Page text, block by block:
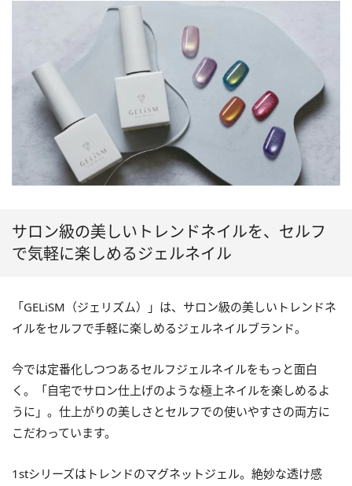
サロン級の美しいトレンドネイルを、セルフ
で気軽に楽しめるジェルネイル
「GELiSM（ジェリズム）」は、サロン級の美しいトレンドネ
イルをセルフで手軽に楽しめるジェルネイルブランド。
今では定番化しつつあるセルフジェルネイルをもっと面白
く。「自宅でサロン仕上げのような極上ネイルを楽しめるよ
うに」。仕上がりの美しさとセルフでの使いやすさの両方に
こだわっています。
1stシリーズはトレンドのマグネットジェル。絶妙な透け感